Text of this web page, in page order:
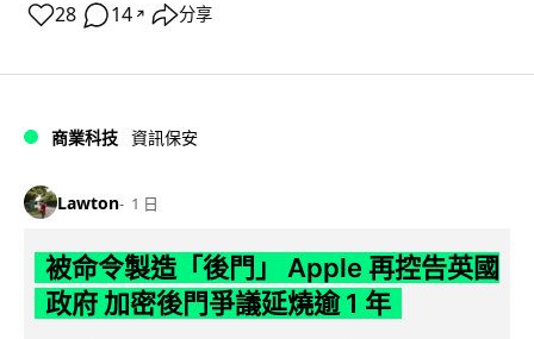
28 14 ↗ 分享
商業科技 資訊保安
Lawton 1 日
被命令製造「後門」 Apple 再控告英國
政府 加密後門爭議延燒逾 1 年